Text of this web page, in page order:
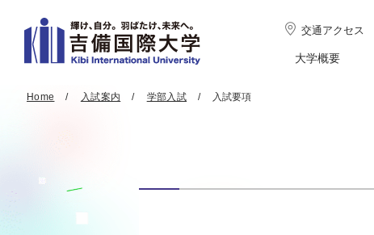
交通アクセス
大学概要
Home 入試案内 学部入試 入試要項